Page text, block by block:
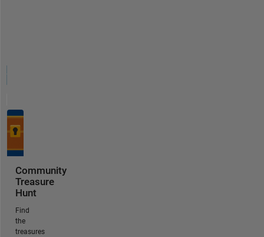
Community
Treasure
Hunt
Find
the
treasures